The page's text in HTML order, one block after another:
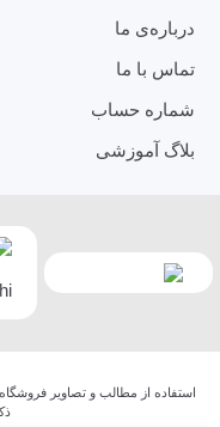
درباره‌ی ما
تماس با ما
شماره حساب
بلاگ آموزشی
استفاده از مطالب و تصاویر